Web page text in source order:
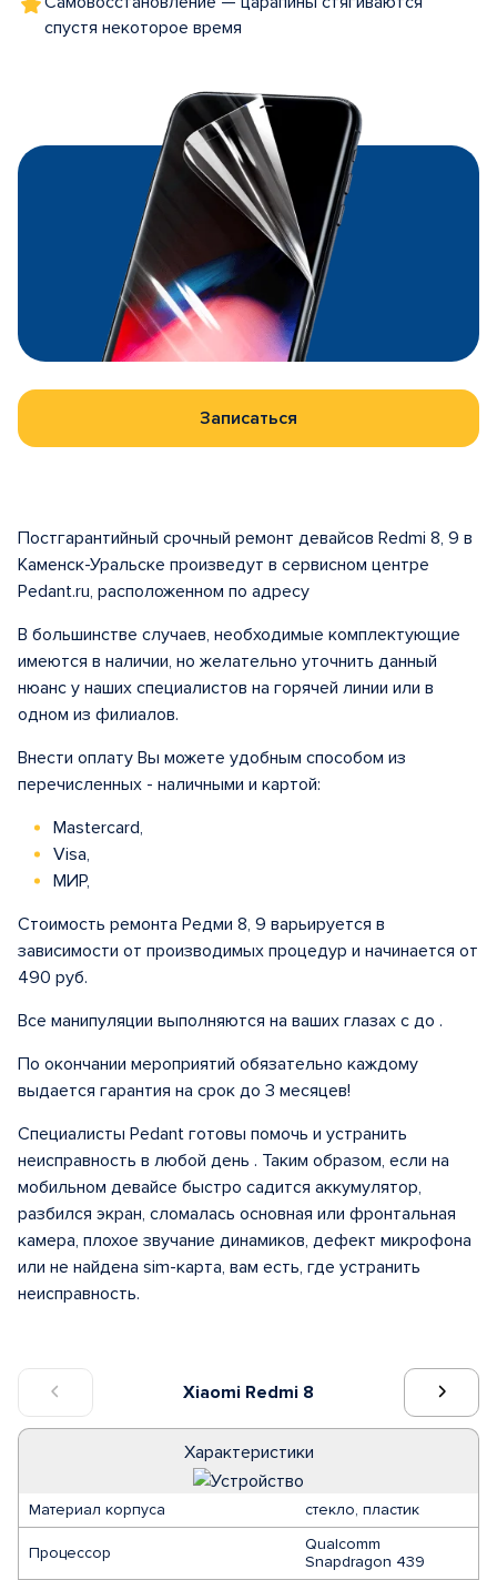
спустя некоторое время
Записаться
Xiaomi Redmi 8
Характеристики
Материал корпуса стекло, пластик
Процессор
Qualcomm
Snapdragon 439
Постгарантийный срочный ремонт девайсов Redmi 8, 9 в
Каменск-Уральске произведут в сервисном центре
Pedant.ru, расположенном по адресу
В большинстве случаев, необходимые комплектующие
имеются в наличии, но желательно уточнить данный
нюанс у наших специалистов на горячей линии или в
одном из филиалов.
Внести оплату Вы можете удобным способом из
перечисленных - наличными и картой:
Mastercard,
Visa,
МИР,
Стоимость ремонта Редми 8, 9 варьируется в
зависимости от производимых процедур и начинается от
490 руб.
Все манипуляции выполняются на ваших глазах с до .
По окончании мероприятий обязательно каждому
выдается гарантия на срок до 3 месяцев!
Специалисты Pedant готовы помочь и устранить
неисправность в любой день . Таким образом, если на
мобильном девайсе быстро садится аккумулятор,
разбился экран, сломалась основная или фронтальная
камера, плохое звучание динамиков, дефект микрофона
или не найдена sim-карта, вам есть, где устранить
неисправность.